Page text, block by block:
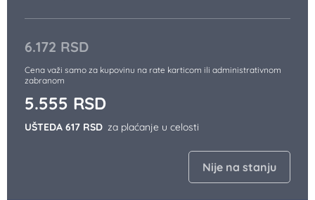
6.172 RSD
Cena važi samo za kupovinu na rate karticom ili administrativnom
zabranom
5.555 RSD
UŠTEDA 617 RSD za plaćanje u celosti
Nije na stanju